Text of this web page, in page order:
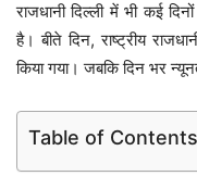
राजधानी दिल्ली में भी कई
है। बीते दिन, राष्ट्रीय
किया गया। जबकि दिन भर
Table of Contents